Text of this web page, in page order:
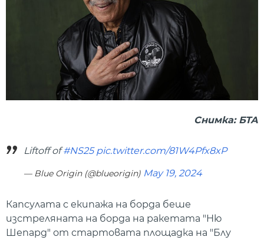
Снимка: БТА
Liftoff of#NS25 pic.twitter.com/81W4Pfx8xP
— Blue Origin (@blueorigin) May 19, 2024
Капсулата с екипажа на борда беше
изстреляната на борда на ракетата "Ню
Шепард" от стартовата площадка на "Блу